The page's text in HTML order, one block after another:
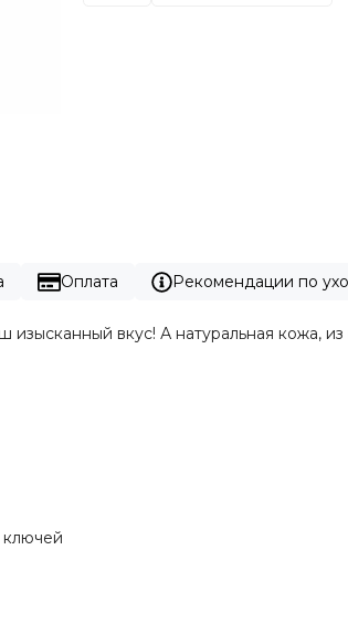
Оплата Рекомендации по
вкус! А натуральная кожа,
ключей